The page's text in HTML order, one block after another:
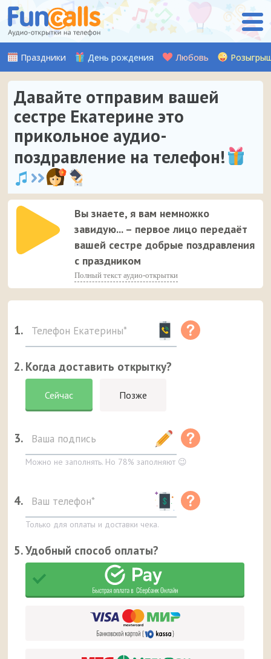
Праздники День рождения Любовь
Давайте отправим вашей
сестре Екатерине это
прикольное аудио-
поздравление на телефон!
Вы знаете, я вам немножко
завидую... – первое лицо передаёт
вашей сестре добрые поздравления
с праздником
Полный текст аудио-открытки
1.
2. Когда доставить открытку?
Сейчас Позже
3.
Можно не заполнять. Но 78% заполняют 😉
4.
Только для оплаты и доставки чека.
5. Удобный способ оплаты?